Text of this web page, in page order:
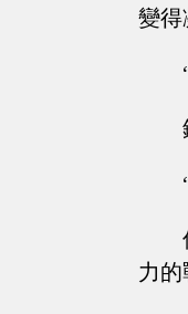
變得
力